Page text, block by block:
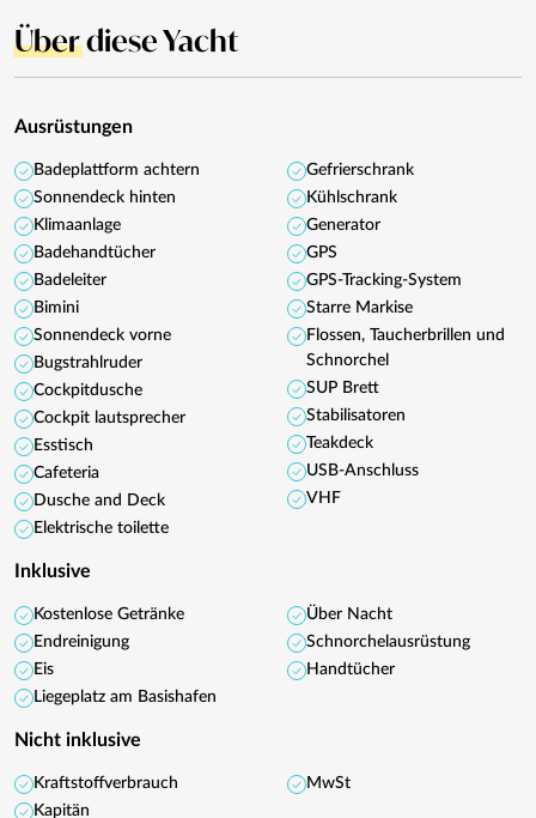
Überdiese Yacht
Ausrüstungen
Badeplattform achtern
Sonnendeck hinten
Klimaanlage
Badehandtücher
Badeleiter
Bimini
Sonnendeck vorne
Bugstrahlruder
Cockpitdusche
Cockpit lautsprecher
Esstisch
Cafeteria
Dusche and Deck
Elektrische toilette
Gefrierschrank
Kühlschrank
Generator
GPS
GPS-Tracking-System
Starre Markise
Flossen, Taucherbrillen und
Schnorchel
SUP Brett
Stabilisatoren
Teakdeck
USB-Anschluss
VHF
Inklusive
Kostenlose Getränke
Endreinigung
Eis
Liegeplatz am Basishafen
Über Nacht
Schnorchelausrüstung
Handtücher
Nicht inklusive
Kraftstoffverbrauch
Kapitän
MwSt